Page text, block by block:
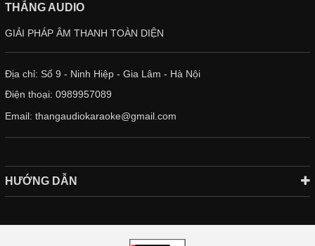
THẮNG AUDIO
GIẢI PHÁP ÂM THANH TOÀN DIỆN
Địa chỉ: Số 9 - Ninh Hiệp - Gia Lâm - Hà Nội
Điện thoại: 0989957089
Email: thangaudiokaraoke@gmail.com
HƯỚNG DẪN